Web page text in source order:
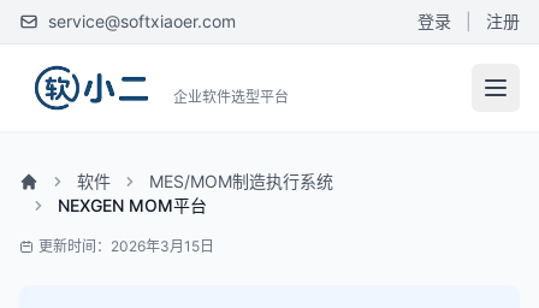
service@softxiaoer.com 登录 注册
企业软件选型平台
软件
MES/MOM制造执行系统
NEXGEN MOM平台
更新时间：2026年3月15日